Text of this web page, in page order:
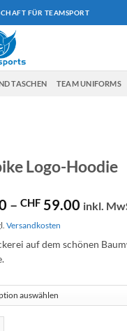
FÜR TEAMSPORT
TASCHEN TEAM UNIFORMS
Logo-Hoodie
– CHF59.00 inkl.
Versandkosten
auf dem schönen